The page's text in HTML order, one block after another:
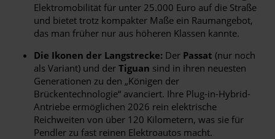
Elektromobilität für unter 25.000 Euro auf die Straße
und bietet trotz kompakter Maße ein Raumangebot,
das man früher nur aus höheren Klassen kannte.
Die Ikonen der Langstrecke: Der Passat (nur noch
als Variant) und der Tiguan sind in ihren neuesten
Generationen zu den „Königen der
Brückentechnologie“ avanciert. Ihre Plug-in-Hybrid-
Antriebe ermöglichen 2026 rein elektrische
Reichweiten von über 120 Kilometern, was sie für
Pendler zu fast reinen Elektroautos macht.